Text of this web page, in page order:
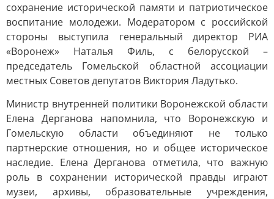
сохранение исторической памяти и патриотическое
воспитание молодежи. Модератором с российской
стороны выступила генеральный директор РИА
«Воронеж» Наталья Филь, с белорусской –
председатель Гомельской областной ассоциации
местных Советов депутатов Виктория Ладутько.
Министр внутренней политики Воронежской области
Елена Дерганова напомнила, что Воронежскую и
Гомельскую области объединяют не только
партнерские отношения, но и общее историческое
наследие. Елена Дерганова отметила, что важную
роль в сохранении исторической правды играют
музеи, архивы, образовательные учреждения,